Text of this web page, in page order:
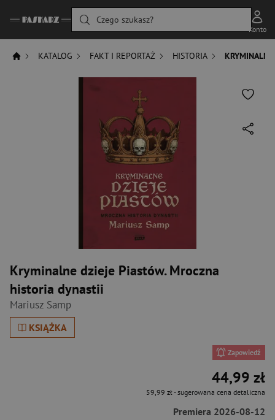
Czego szukasz?
Konto
KATALOG FAKT I REPORTAŻ HISTORIA
Kryminalne dzieje Piastów. Mroczna
historia dynastii
Mariusz Samp
KSIĄŻKA
Zapowiedź
44,99 zł
59,99 zł- sugerowana cena detaliczna
Premiera 2026-08-12